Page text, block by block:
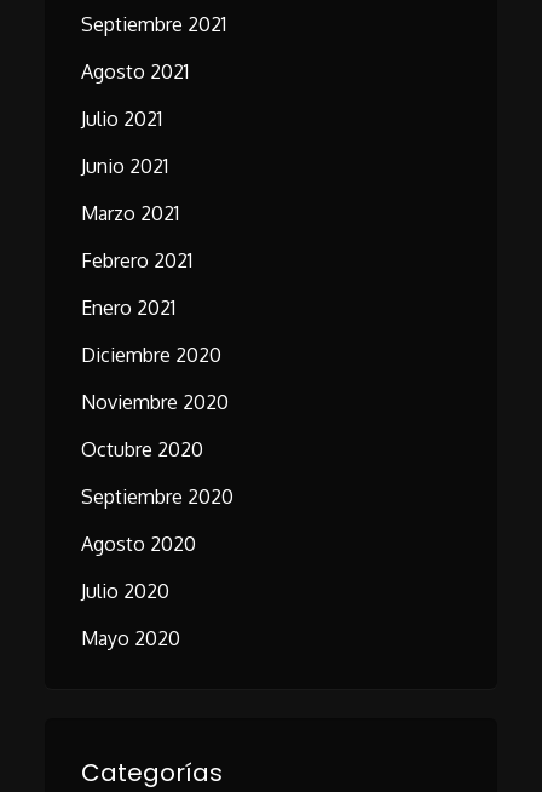
Septiembre 2021
Agosto 2021
Julio 2021
Junio 2021
Marzo 2021
Febrero 2021
Enero 2021
Diciembre 2020
Noviembre 2020
Octubre 2020
Septiembre 2020
Agosto 2020
Julio 2020
Mayo 2020
Categorías